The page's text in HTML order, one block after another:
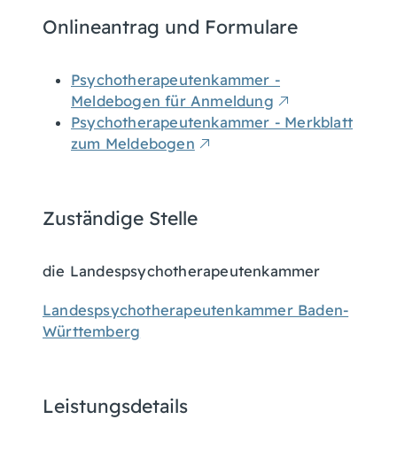
Onlineantrag und Formulare
Psychotherapeutenkammer -
Meldebogen für Anmeldung
Psychotherapeutenkammer - Merkblatt
zum Meldebogen
Zuständige Stelle
die Landespsychotherapeutenkammer
Landespsychotherapeutenkammer Baden-
Württemberg
Leistungsdetails